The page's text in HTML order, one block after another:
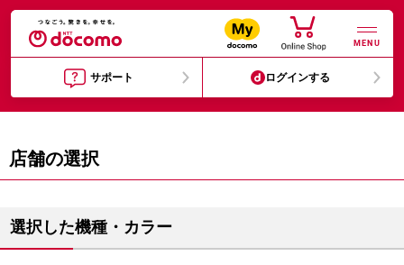
MENU
サポート ログインする
店舗の選択
選択した機種・カラー